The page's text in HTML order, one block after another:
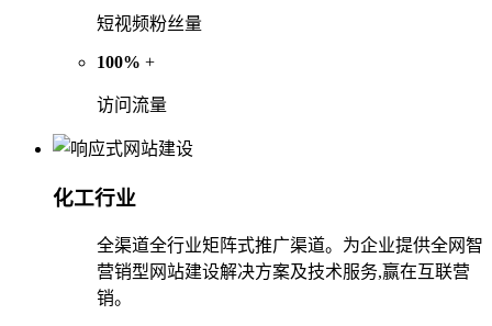
短视频粉丝量
100% +
访问流量
化工行业
全渠道全行业矩阵式推广渠道。为企业提供全网智
营销型网站建设解决方案及技术服务,赢在互联营
销。